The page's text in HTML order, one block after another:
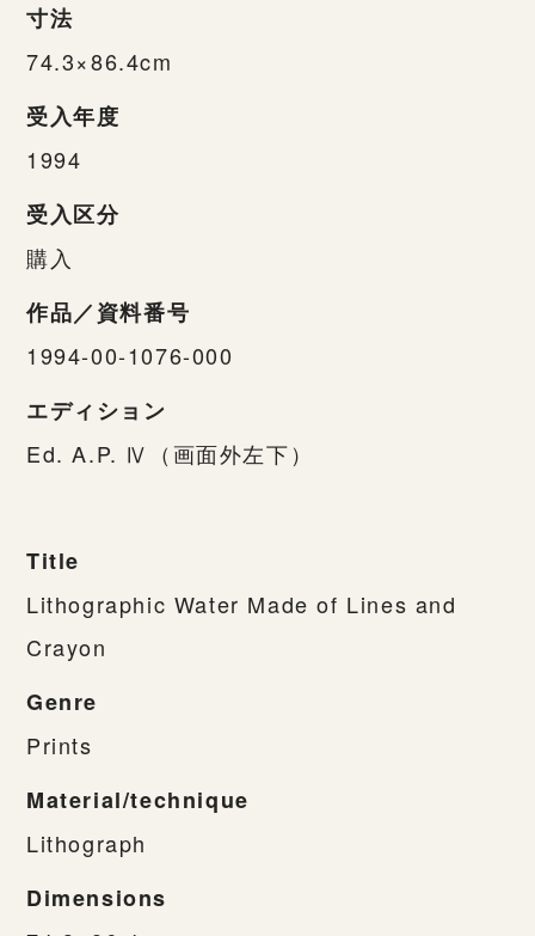
寸法
74.3×86.4cm
受入年度
1994
受入区分
購入
作品／資料番号
1994-00-1076-000
エディション
Ed. A.P. Ⅳ（画面外左下）
Title
Lithographic Water Made of Lines and
Crayon
Genre
Prints
Material/technique
Lithograph
Dimensions